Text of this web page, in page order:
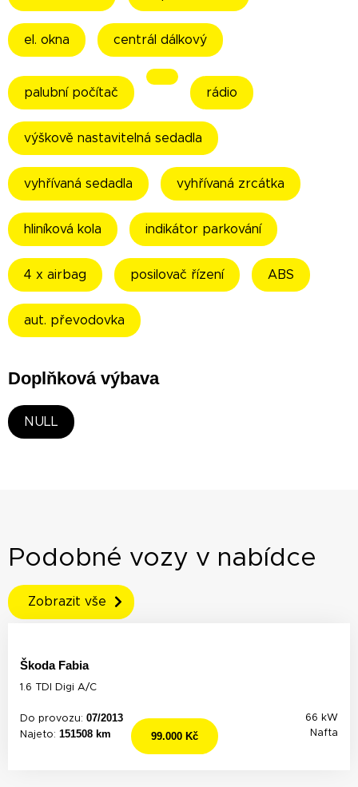
el. okna centrál dálkový
palubní počítač rádio
výškově nastavitelná sedadla
vyhřívaná sedadla vyhřívaná zrcátka
hliníková kola indikátor parkování
4 x airbag posilovač řízení ABS
aut. převodovka
Doplňková výbava
NULL
Podobné vozy v nabídce
Zobrazit vše
Škoda Fabia
1.6 TDI Digi A/C
Do provozu: 07/2013
Najeto: 151508 km
66 kW
Nafta
99.000 Kč